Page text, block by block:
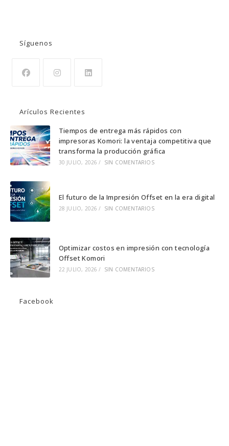
Síguenos
una
nueva
pestaña
una
nueva
pestaña
una
nueva
pestaña
Arículos Recientes
Tiempos de entrega más rápidos con
impresoras Komori: la ventaja competitiva que
transforma la producción gráfica
30 JULIO, 2026 / SIN COMENTARIOS
El futuro de la Impresión Offset en la era digital
28 JULIO, 2026 / SIN COMENTARIOS
Optimizar costos en impresión con tecnología
Offset Komori
22 JULIO, 2026 / SIN COMENTARIOS
Facebook